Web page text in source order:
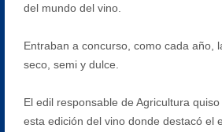
del mundo del vino.
Entraban a concurso, como cada año,
seco, semi y dulce.
El edil responsable de Agricultura
esta edición del vino donde destacó el